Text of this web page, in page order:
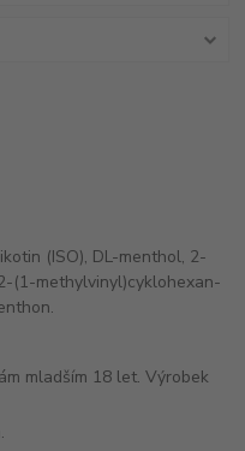
(ISO), DL-menthol, 2-
(1-methylvinyl)cyklohexan-
mladším 18 let. Výrobek